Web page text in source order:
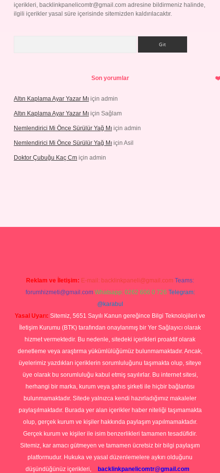
içerikleri, backlinkpanelicomtr@gmail.com adresine bildirmeniz halinde,
ilgili içerikler yasal süre içerisinde sitemizden kaldırılacaktır.
Son yorumlar
Altın Kaplama Ayar Yazar Mı için admin
Altın Kaplama Ayar Yazar Mı için Sağlam
Nemlendirici Mi Önce Sürülür Yağ Mı için admin
Nemlendirici Mi Önce Sürülür Yağ Mı için Asil
Doktor Çubuğu Kaç Cm için admin
Reklam ve İletişim: E-mail: backlinkpaneli@gmail.com Teams:
forumhizmeti@gmail.com Whatsapp: 0262 606 0 726 Telegram:
@karabul
Yasal Uyarı: Sitemiz, 5651 Sayılı Kanun gereğince Bilgi Teknolojileri ve
İletişim Kurumu (BTK) tarafından onaylanmış bir Yer Sağlayıcı olarak
hizmet vermektedir. Bu nedenle, sitedeki içerikleri proaktif olarak
denetleme veya araştırma yükümlülüğümüz bulunmamaktadır. Ancak,
üyelerimiz yazdıkları içeriklerin sorumluluğunu taşımakta olup, siteye
üye olarak bu sorumluluğu kabul etmiş sayılırlar. Bu internet sitesi,
herhangi bir marka, kurum veya şahıs şirketi ile hiçbir bağlantısı
bulunmamaktadır. Sitede yalnızca kendi hazırladığımız makaleler
paylaşılmaktadır. Burada yer alan içerikler haber niteliği taşımamakta
olup, gerçek kurum ve kişiler hakkında paylaşım yapılmamaktadır.
Gerçek kurum ve kişiler ile isim benzerlikleri tamamen tesadüfidir.
Sitemiz, kar amacı gütmeyen ve tamamen ücretsiz bir bilgi paylaşım
platformudur. Hukuka ve yasal düzenlemelere aykırı olduğunu
düşündüğünüz içerikleri,
backlinkpanelicomtr@gmail.com